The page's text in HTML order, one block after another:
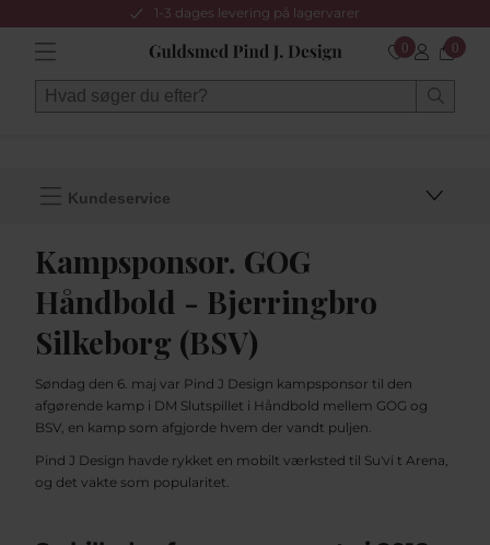
1-3 dages levering på lagervarer
0 0
Kundeservice
Kampsponsor. GOG
Håndbold - Bjerringbro
Silkeborg (BSV)
Søndag den 6. maj var Pind J Design kampsponsor til den
afgørende kamp i DM Slutspillet i Håndbold mellem GOG og
BSV, en kamp som afgjorde hvem der vandt puljen.
Pind J Design havde rykket en mobilt værksted til Su'vi t Arena,
og det vakte som popularitet.